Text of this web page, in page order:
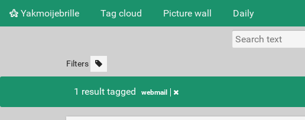
Yakmoijebrille Tag cloud Picture wall Daily
Filters
1 result tagged webmail